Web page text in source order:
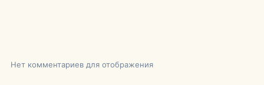
Нет комментариев для отображения